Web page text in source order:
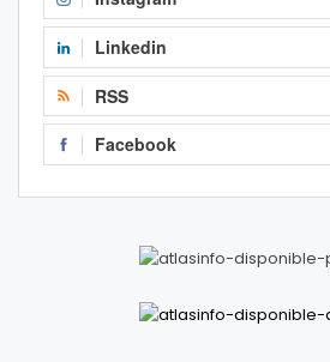
Linkedin
RSS
Facebook